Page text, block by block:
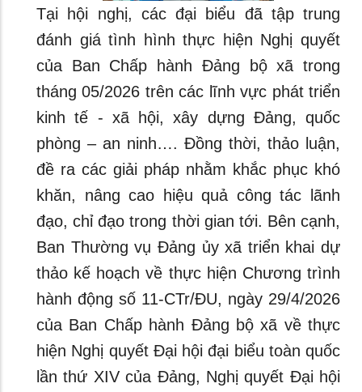
Tại hội nghị, các đại biểu đã tập trung
đánh giá tình hình thực hiện Nghị quyết
của Ban Chấp hành Đảng bộ xã trong
tháng 05/2026 trên các lĩnh vực phát triển
kinh tế - xã hội, xây dựng Đảng, quốc
phòng – an ninh…. Đồng thời, thảo luận,
đề ra các giải pháp nhằm khắc phục khó
khăn, nâng cao hiệu quả công tác lãnh
đạo, chỉ đạo trong thời gian tới. Bên cạnh,
Ban Thường vụ Đảng ủy xã triển khai dự
thảo kế hoạch về thực hiện Chương trình
hành động số 11-CTr/ĐU, ngày 29/4/2026
của Ban Chấp hành Đảng bộ xã về thực
hiện Nghị quyết Đại hội đại biểu toàn quốc
lần thứ XIV của Đảng, Nghị quyết Đại hội